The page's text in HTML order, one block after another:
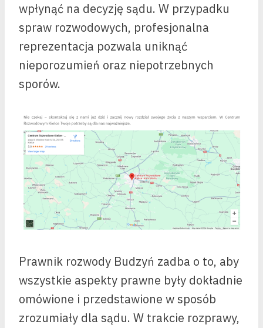
wpłynąć na decyzję sądu. W przypadku
spraw rozwodowych, profesjonalna
reprezentacja pozwala uniknąć
nieporozumień oraz niepotrzebnych
sporów.
Prawnik rozwody Budzyń zadba o to, aby
wszystkie aspekty prawne były dokładnie
omówione i przedstawione w sposób
zrozumiały dla sądu. W trakcie rozprawy,